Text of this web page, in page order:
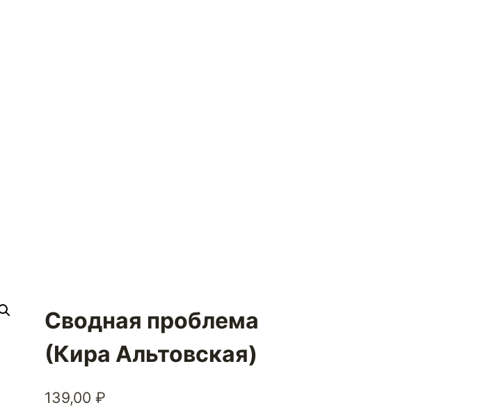
Сводная проблема
(Кира Альтовская)
139,00 ₽